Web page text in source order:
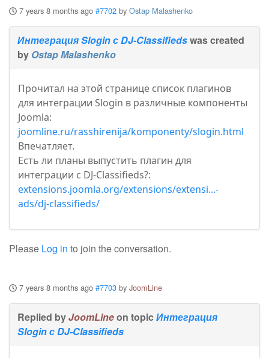
7 years 8 months ago #7702 by Ostap Malashenko
Интеграция Slogin с DJ-Classifiedswas created
by Ostap Malashenko
Прочитал на этой странице список плагинов
для интеграции Slogin в различные компоненты
Joomla:
joomline.ru/rasshirenija/komponenty/slogin.html
Впечатляет.
Есть ли планы выпустить плагин для
интеграции с DJ-Classifieds?:
extensions.joomla.org/extensions/extensi...-
ads/dj-classifieds/
Please Log in to join the conversation.
7 years 8 months ago #7703 by JoomLine
Replied byJoomLineon topic Интеграция
Slogin с DJ-Classifieds